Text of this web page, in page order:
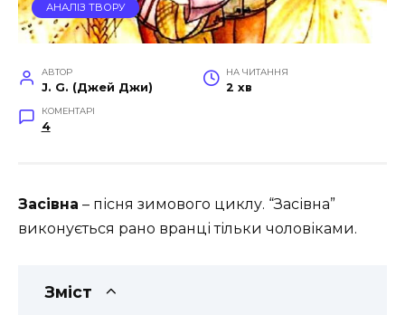
АНАЛІЗ ТВОРУ
АВТОР
J. G. (Джей Джи)
НА ЧИТАННЯ
2 хв
КОМЕНТАРІ
4
Засівна – пісня зимового циклу. “Засівна”
виконується рано вранці тільки чоловіками.
Зміст